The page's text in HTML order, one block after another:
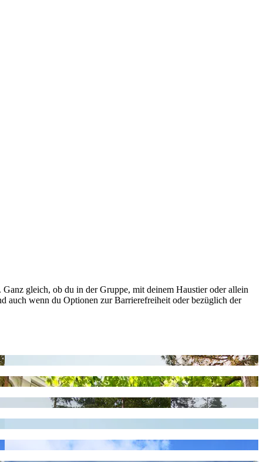
gleich, ob du in der Gruppe, mit deinem Haustier oder allein
auch wenn du Optionen zur Barrierefreiheit oder bezüglich der